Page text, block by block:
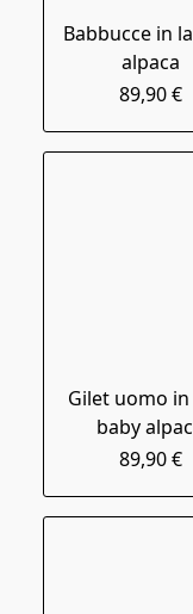
Babbucce in
alpaca
89,90 €
Gilet uomo in
baby
89,90 €